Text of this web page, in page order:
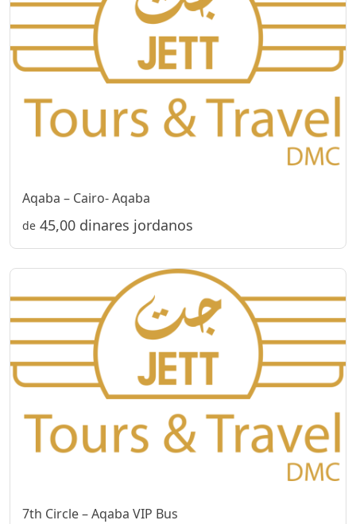
Aqaba – Cairo- Aqaba
de 45,00 dinares jordanos
7th Circle – Aqaba VIP Bus